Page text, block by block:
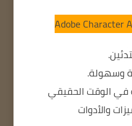
وسهولة.
في الوقت الحقيقي
والأدوات